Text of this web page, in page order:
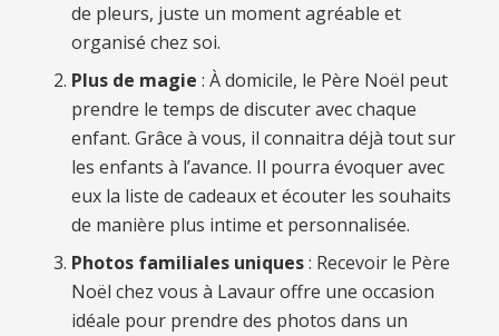
de pleurs, juste un moment agréable et
organisé chez soi.
Plus de magie : À domicile, le Père Noël peut
prendre le temps de discuter avec chaque
enfant. Grâce à vous, il connaitra déjà tout sur
les enfants à l’avance. Il pourra évoquer avec
eux la liste de cadeaux et écouter les souhaits
de manière plus intime et personnalisée.
Photos familiales uniques: Recevoir le Père
Noël chez vous à Lavaur offre une occasion
idéale pour prendre des photos dans un